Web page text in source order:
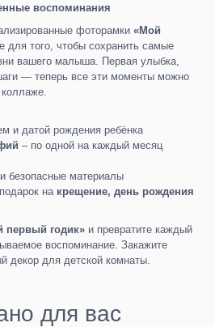
воспоминания
фоторамки «Мой
для того, чтобы сохранить самые
вашего малыша. Первая улыбка,
— теперь все эти моменты можно
и датой рождения ребёнка
– по одной на каждый месяц
безопасные материалы
на крещение, день рождения
первый годик»и превратите каждый
воспоминание. Закажите
декор для детской комнаты.
для вас